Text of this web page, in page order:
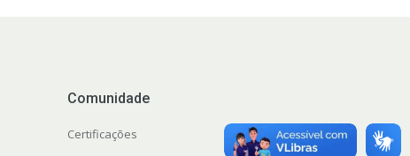
Comunidade
Certificações